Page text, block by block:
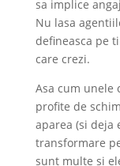
sa implice
Nu lasa
defineasca pe
care crezi.
Asa cum unele
profite de
aparea (si deja
transformare
sunt multe si